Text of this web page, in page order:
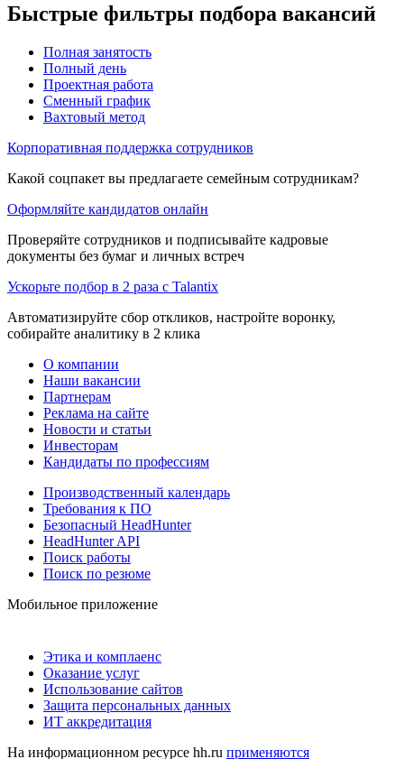
Быстрые фильтры подбора вакансий
Полная занятость
Полный день
Проектная работа
Сменный график
Вахтовый метод
Корпоративная поддержка сотрудников
Какой соцпакет вы предлагаете семейным сотрудникам?
Оформляйте кандидатов онлайн
Проверяйте сотрудников и подписывайте кадровые
документы без бумаг и личных встреч
Ускорьте подбор в 2 раза с Talantix
Автоматизируйте сбор откликов, настройте воронку,
собирайте аналитику в 2 клика
О компании
Наши вакансии
Партнерам
Реклама на сайте
Новости и статьи
Инвесторам
Кандидаты по профессиям
Производственный календарь
Требования к ПО
Безопасный HeadHunter
HeadHunter API
Поиск работы
Поиск по резюме
Мобильное приложение
Этика и комплаенс
Оказание услуг
Использование сайтов
Защита персональных данных
ИТ аккредитация
На информационном ресурсе hh.ru применяются